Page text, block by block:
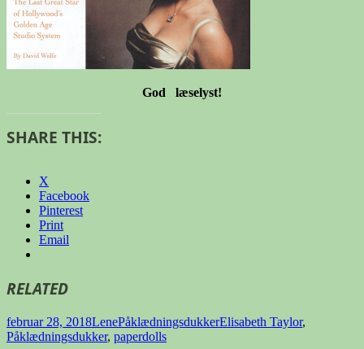
God læselyst!
SHARE THIS:
X
Facebook
Pinterest
Print
Email
RELATED
Udgivet
i
februar 28, 2018Forfatter
LeneKategorier
PåklædningsdukkerTags
Elisabeth Taylor,
Påklædningsdukker, paperdolls